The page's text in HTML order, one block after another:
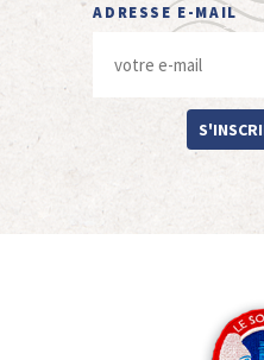
ADRESSE E-MAIL